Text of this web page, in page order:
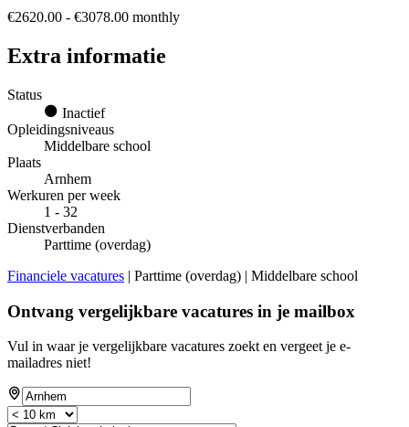
€2620.00 - €3078.00 monthly
Extra informatie
Status
Inactief
Opleidingsniveaus
Middelbare school
Plaats
Arnhem
Werkuren per week
1 - 32
Dienstverbanden
Parttime (overdag)
Financiele vacatures | Parttime (overdag) | Middelbare school
Ontvang vergelijkbare vacatures in je mailbox
Vul in waar je vergelijkbare vacatures zoekt en vergeet je e-
mailadres niet!